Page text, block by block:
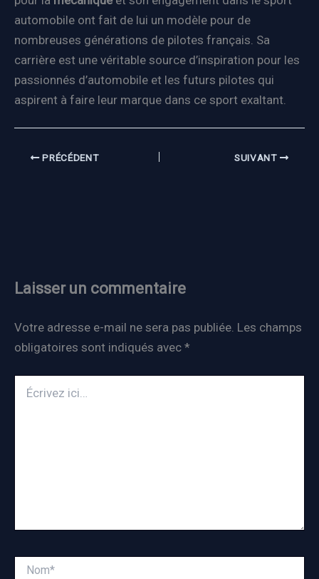
automobile ont fait de lui un modèle pour de
nombreuses générations de pilotes français. Sa
carrière est une véritable source d’inspiration pour les
passionnés d’automobile et les futurs pilotes qui
aspirent à faire leur marque dans ce sport exaltant.
PRÉCÉDENT SUIVANT
Laisser un commentaire
Votre adresse e-mail ne sera pas publiée. Les champs
obligatoires sont indiqués avec *
ici…